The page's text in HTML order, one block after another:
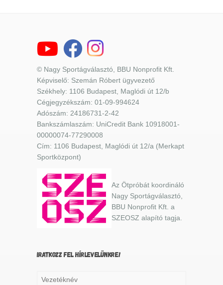
© Nagy Sportágválasztó, BBU Nonprofit Kft.
Képviselő: Szemán Róbert ügyvezető
Székhely: 1106 Budapest, Maglódi út 12/b
Cégjegyzékszám: 01-09-994624
Adószám: 24186731-2-42
Bankszámlaszám: UniCredit Bank 10918001-
00000074-77290008
Cím: 1106 Budapest, Maglódi út 12/a (Merkapt
Sportközpont)
Az Ötpróbát koordináló
Nagy Sportágválasztó,
BBU Nonprofit Kft. a
SZEOSZ alapító tagja.
IRATKOZZ FEL HÍRLEVELÜNKRE!